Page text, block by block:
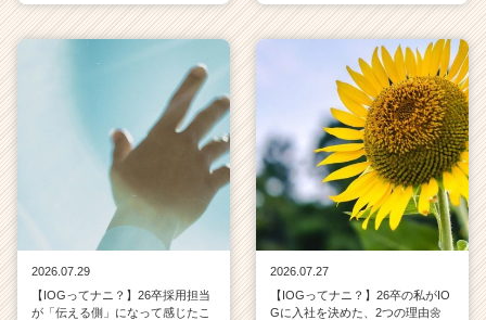
2026.07.29
【IOGってナニ？】26卒採用担当
が「伝える側」になって感じたこ
2026.07.27
【IOGってナニ？】26卒の私がIO
Gに入社を決めた、2つの理由🌼